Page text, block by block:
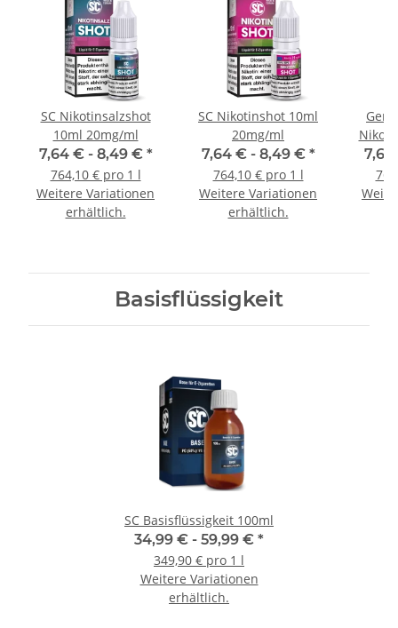
SC Nikotinsalzshot
10ml 20mg/ml
7,64 € - 8,49 € *
764,10 € pro 1 l
Weitere Variationen
erhältlich.
SC Nikotinshot 10ml
20mg/ml
7,64 € - 8,49 € *
764,10 € pro 1 l
Weitere Variationen
erhältlich.
Basisflüssigkeit
SC Basisflüssigkeit 100ml
34,99 € - 59,99 € *
349,90 € pro 1 l
Weitere Variationen
erhältlich.